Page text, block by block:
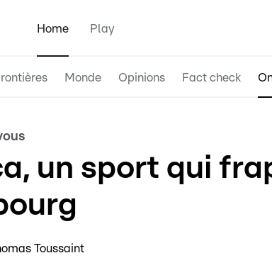
Home Play
Monde Opinions Fact check
un sport qui
Toussaint